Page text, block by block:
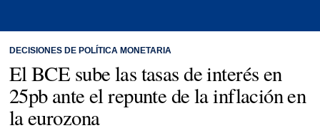
DECISIONES DE POLÍTICA MONETARIA
El BCE sube las tasas de interés en
25pb ante el repunte de la inflación en
la eurozona